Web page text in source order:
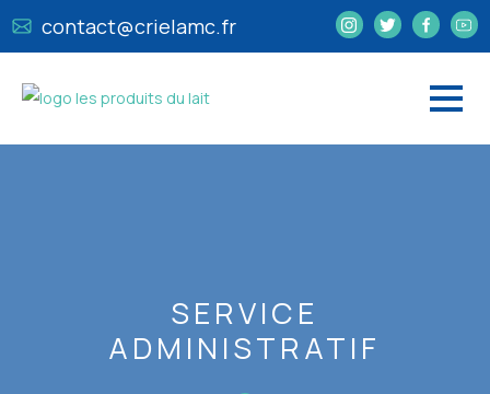
contact@crielamc.fr
SERVICE
ADMINISTRATIF